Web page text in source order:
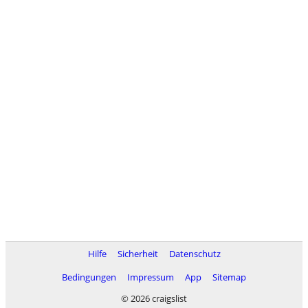
Hilfe Sicherheit
Datenschutz
Bedingungen
Impressum App
Sitemap
© 2026 craigslist